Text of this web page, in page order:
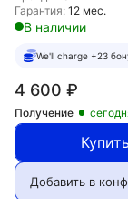
Гарантия: 12 мес.
В наличии
We'll charge +23
4 600 ₽
Получение
Купить
Добавить в